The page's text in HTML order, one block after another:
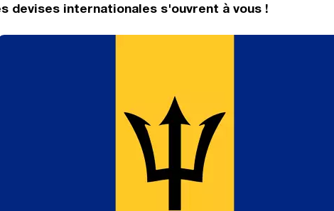
devises internationales s'ouvrent à vous !